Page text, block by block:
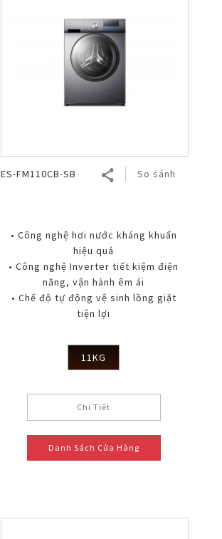
ES-FM110CB-SB So sánh
• Công nghệ hơi nước kháng khuẩn
hiệu quả
• Công nghệ Inverter tiết kiệm điện
năng, vận hành êm ái
• Chế độ tự động vệ sinh lồng giặt
tiện lợi
11KG
Chi Tiết
Danh Sách Cửa Hàng